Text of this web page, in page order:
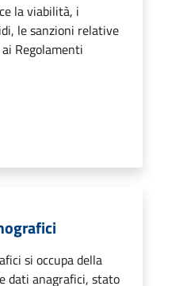
la viabilità, i
le sanzioni relative
Regolamenti
si occupa della
dati anagrafici, stato